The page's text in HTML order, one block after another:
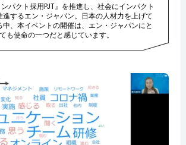
ンパクト採用PJT』を推進し、社会にインパクト
進するエン・ジャパン。日本の人材力を上げて
中、本イベントの開催は、エン・ジャパンにと
も使命の一つだと感じています。